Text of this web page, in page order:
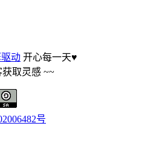
驱动 开心每一天♥
取灵感 ~~
号